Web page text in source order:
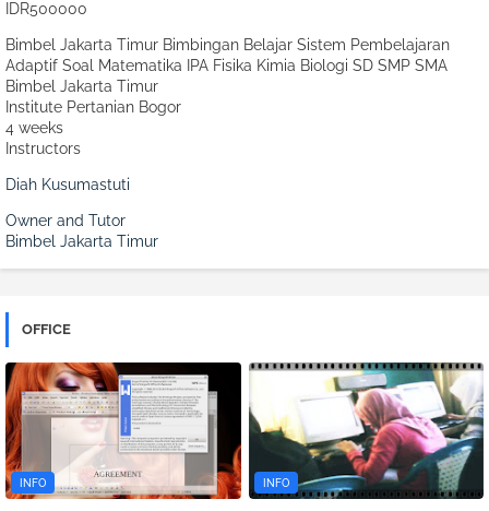
IDR500000
Bimbel Jakarta Timur Bimbingan Belajar Sistem Pembelajaran
Adaptif Soal Matematika IPA Fisika Kimia Biologi SD SMP SMA
Bimbel Jakarta Timur
Institute Pertanian Bogor
4 weeks
Instructors
Diah Kusumastuti
Owner and Tutor
Bimbel Jakarta Timur
OFFICE
INFO INFO